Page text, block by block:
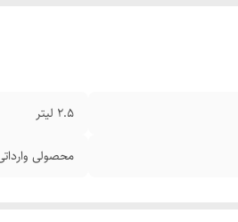
2.5 لیتر
محصولی